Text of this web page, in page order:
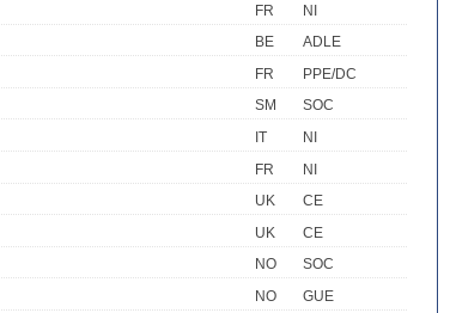
FR
NI
BE
ADLE
FR
PPE/DC
SM
SOC
IT
NI
FR
NI
UK
CE
UK
CE
NO
SOC
NO
GUE